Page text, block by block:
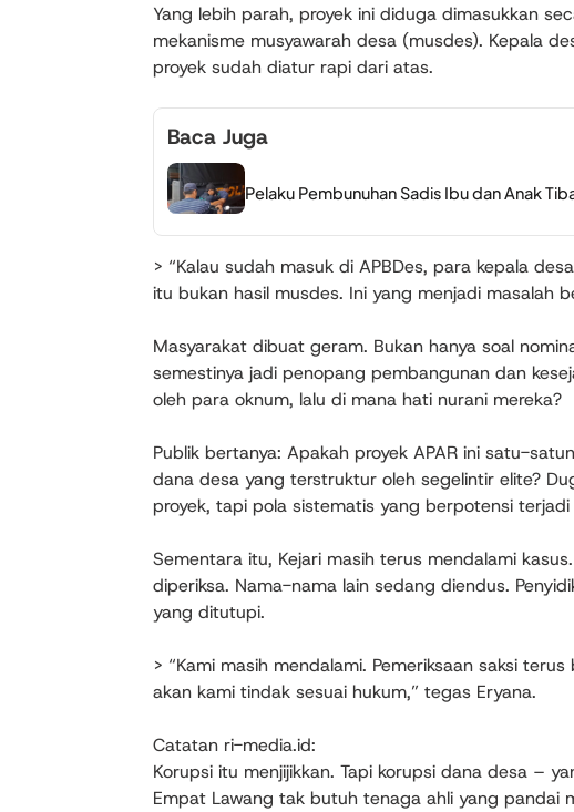
Yang lebih parah, proyek ini diduga dimasukkan
mekanisme musyawarah desa (musdes). Kepala
proyek sudah diatur rapi dari atas.
Baca Juga
Pelaku Pembunuhan Sadis Ibu dan Anak
> “Kalau sudah masuk di APBDes, para kepala
itu bukan hasil musdes. Ini yang menjadi masalah
Masyarakat dibuat geram. Bukan hanya soal
semestinya jadi penopang pembangunan dan
oleh para oknum, lalu di mana hati nurani mereka?
Publik bertanya: Apakah proyek APAR ini satu-
dana desa yang terstruktur oleh segelintir elite?
proyek, tapi pola sistematis yang berpotensi
Sementara itu, Kejari masih terus mendalami
diperiksa. Nama-nama lain sedang diendus.
yang ditutupi.
> “Kami masih mendalami. Pemeriksaan saksi
akan kami tindak sesuai hukum,” tegas Eryana.
Catatan ri-media.id:
Korupsi itu menjijikkan. Tapi korupsi dana desa –
Empat Lawang tak butuh tenaga ahli yang pandai